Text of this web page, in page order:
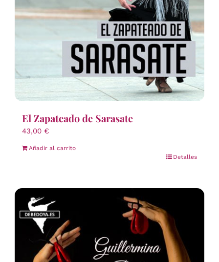
El Zapateado de Sarasate
43,00 €
Añadir al carrito
Detalles